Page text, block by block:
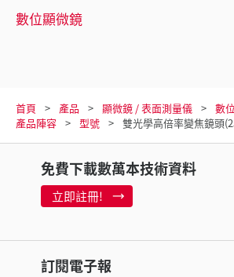
數位顯微鏡
首頁 產品 顯微鏡 / 表面測量儀 數
產品陣容
型號 雙光學高倍率變焦鏡頭
免費下載數萬本技術資料
立即註冊!
訂閱電子報